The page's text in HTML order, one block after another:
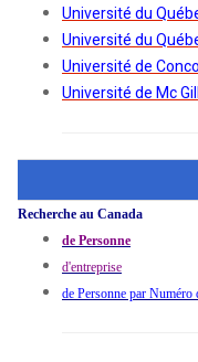
Université du
Université du
Université de
Université de Mc Gill
Recherche au Canada
de Personne
d'entreprise
de Personne par Numéro